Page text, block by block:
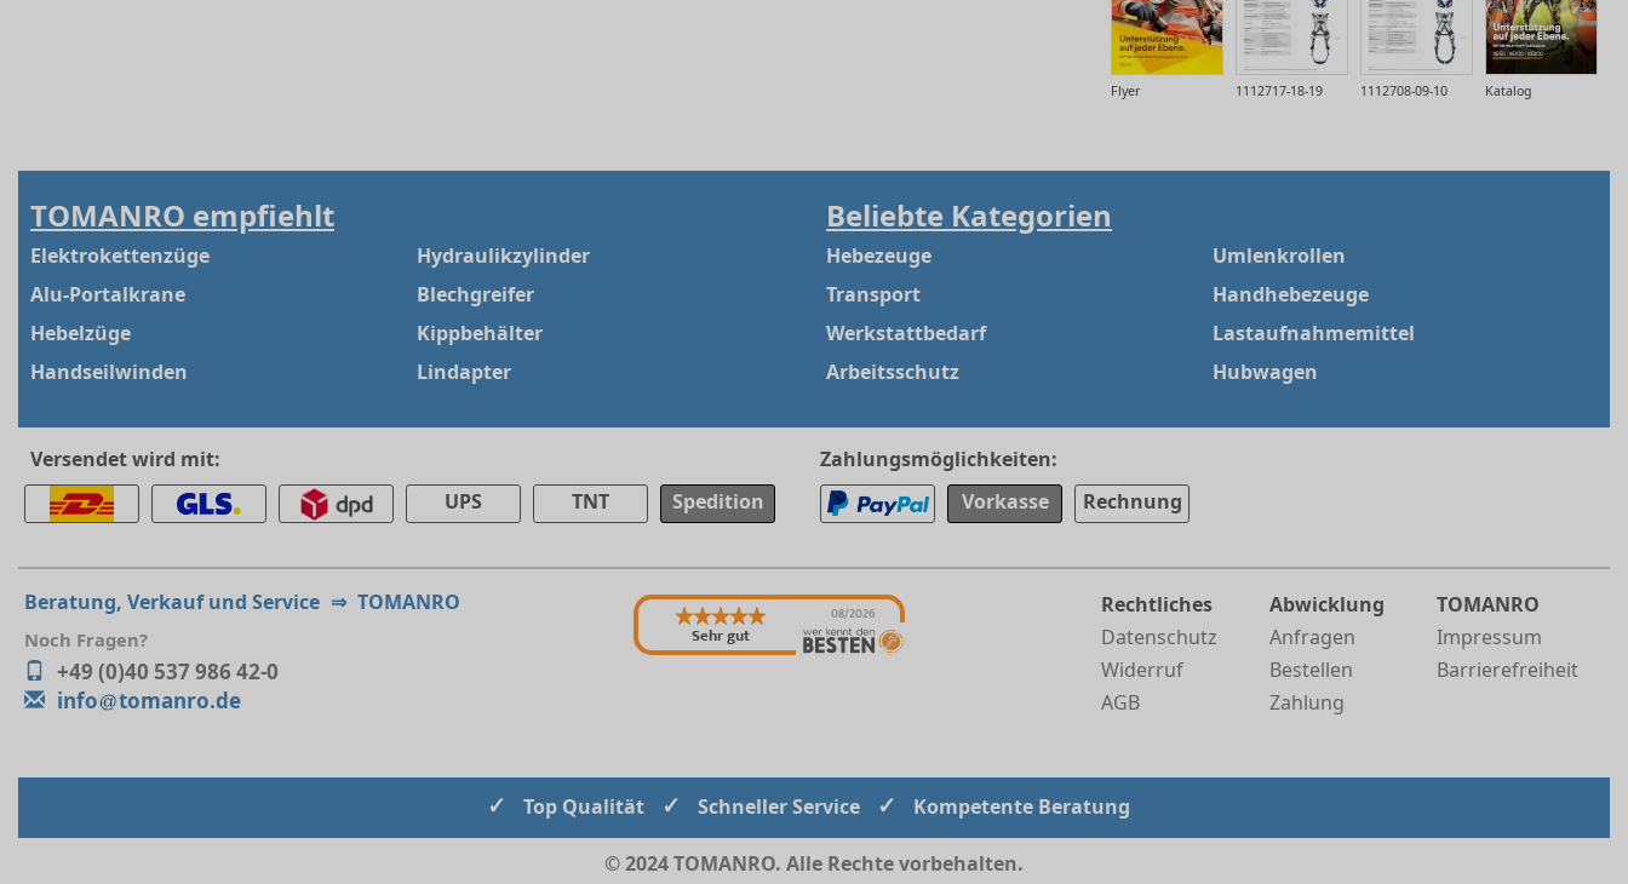
Katalog
1112708-09-10
1112717-18-19
Flyer
TOMANRO empfiehlt
Elektrokettenzüge
Alu-Portalkrane
Hebelzüge
Handseilwinden
Hydraulikzylinder
Blechgreifer
Kippbehälter
Lindapter
Beliebte Kategorien
Hebezeuge
Transport
Werkstattbedarf
Arbeitsschutz
Umlenkrollen
Handhebezeuge
Lastaufnahmemittel
Hubwagen
Versendet wird mit:
UPS
TNT Spedition
Zahlungsmöglichkeiten:
Vorkasse
Rechnung
Beratung, Verkauf und Service ⇒ TOMANRO
Noch Fragen?
+49 (0)40 537 986 42-0
info
tomanro.de
Rechtliches
Datenschutz
Widerruf
AGB
Abwicklung
Anfragen
Bestellen
Zahlung
TOMANRO
Impressum
Barrierefreiheit
Sehr gut
08/2026
✓ Top Qualität ✓ Schneller Service ✓ Kompetente Beratung
© 2024 TOMANRO. Alle Rechte vorbehalten.